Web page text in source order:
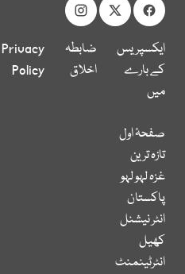
ایکسپریس
کے بارے
میں
ضابطہ
اخلاق
Privacy
Policy
صفحۂ اول
تازہ ترین
غزہ لہو لہو
پاکستان
انٹر نیشنل
کھیل
انٹرٹینمنٹ